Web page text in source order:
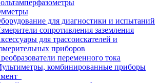
для диагностики и испытаний
сопротивления заземления
для трассоискателей и
приборов
переменного тока
комбинированные приборы